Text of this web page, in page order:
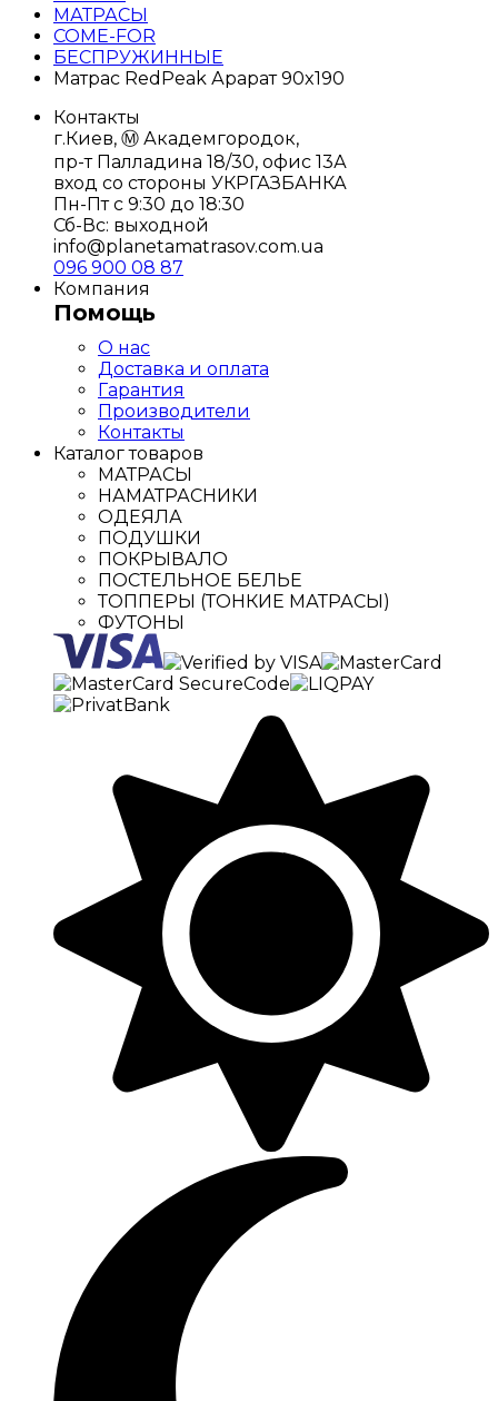
МАТРАСЫ
COME-FOR
БЕСПРУЖИННЫЕ
Матрас RedPeak Арарат 90x190
Контакты
г.Киев, Ⓜ️ Академгородок,
пр-т Палладина 18/30, офис 13А
вход со стороны УКРГАЗБАНКА
Пн-Пт с 9:30 до 18:30
Сб-Вс: выходной
info@planetamatrasov.com.ua
096 900 08 87
Компания
Помощь
О нас
Доставка и оплата
Гарантия
Производители
Контакты
Каталог товаров
МАТРАСЫ
НАМАТРАСНИКИ
ОДЕЯЛА
ПОДУШКИ
ПОКРЫВАЛО
ПОСТЕЛЬНОЕ БЕЛЬЕ
ТОППЕРЫ (ТОНКИЕ МАТРАСЫ)
ФУТОНЫ